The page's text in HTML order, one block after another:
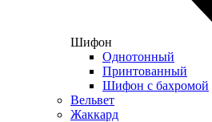
Шифон
Однотонный
Принтованный
Шифон с бахромой
Вельвет
Жаккард